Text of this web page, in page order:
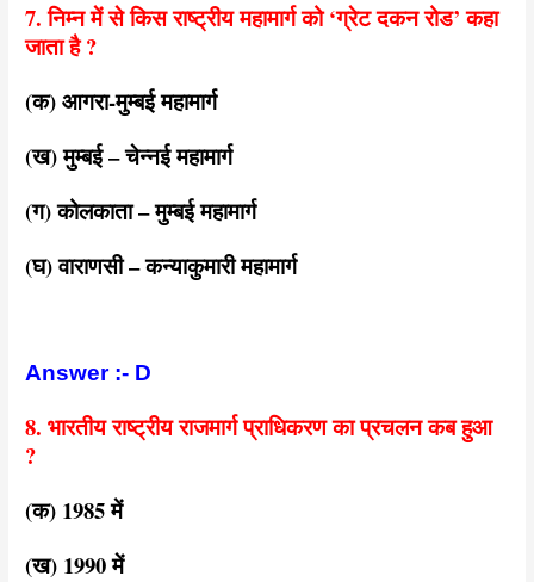
7. निम्न में से किस राष्ट्रीय महामार्ग को ‘ग्रेट दकन रोड’ कहा
जाता है ?
(क) आगरा-मुम्बई महामार्ग
(ख) मुम्बई – चेन्नई महामार्ग
(ग) कोलकाता – मुम्बई महामार्ग
(घ) वाराणसी – कन्याकुमारी महामार्ग
Answer :- D
8. भारतीय राष्ट्रीय राजमार्ग प्राधिकरण का प्रचलन कब हुआ
?
(क) 1985 में
(ख) 1990 में